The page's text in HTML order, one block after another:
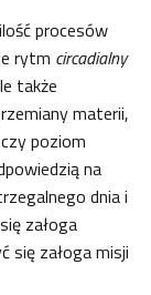
procesów
rytm circadialny
także
materii,
poziom
na
dnia i
załoga
się załoga misji